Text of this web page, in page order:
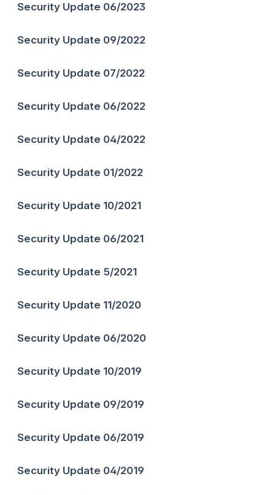
Security Update 06/2023
Security Update 09/2022
Security Update 07/2022
Security Update 06/2022
Security Update 04/2022
Security Update 01/2022
Security Update 10/2021
Security Update 06/2021
Security Update 5/2021
Security Update 11/2020
Security Update 06/2020
Security Update 10/2019
Security Update 09/2019
Security Update 06/2019
Security Update 04/2019